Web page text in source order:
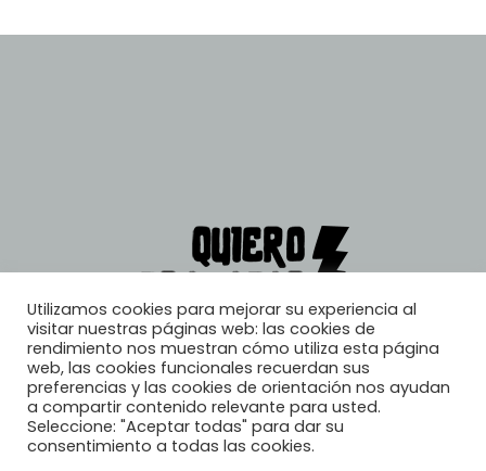
Utilizamos cookies para mejorar su experiencia al
visitar nuestras páginas web: las cookies de
rendimiento nos muestran cómo utiliza esta página
web, las cookies funcionales recuerdan sus
preferencias y las cookies de orientación nos ayudan
a compartir contenido relevante para usted.
Seleccione: "Aceptar todas" para dar su
consentimiento a todas las cookies.